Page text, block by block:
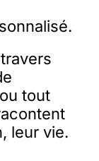
tout
leur vie.